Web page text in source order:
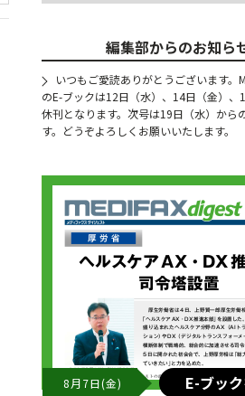
編集部からのお知ら
いつもご愛読ありがとうございます。
のE-ブックは12日（水）、14日（金）、
休刊となります。次号は19日（水）から
す。どうぞよろしくお願いいたします。
8月7日(金) E-ブッ